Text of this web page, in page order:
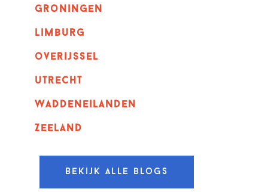
Groningen
Limburg
overijssel
utrecht
Waddeneilanden
Zeeland
Bekijk alle blogs